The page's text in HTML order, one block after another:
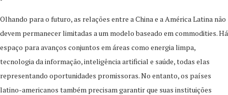
Olhando para o futuro, as relações entre a China e a América Latina não
devem permanecer limitadas a um modelo baseado em commodities. Há
espaço para avanços conjuntos em áreas como energia limpa,
tecnologia da informação, inteligência artificial e saúde, todas elas
representando oportunidades promissoras. No entanto, os países
latino-americanos também precisam garantir que suas instituições